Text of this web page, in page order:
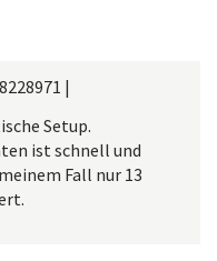
|
Setup.
ist schnell und
Fall nur 13